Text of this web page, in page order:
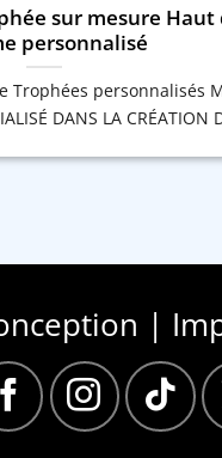
sur mesure Haut
personnalisé
Trophées personnalisés
DANS LA CRÉATION
|